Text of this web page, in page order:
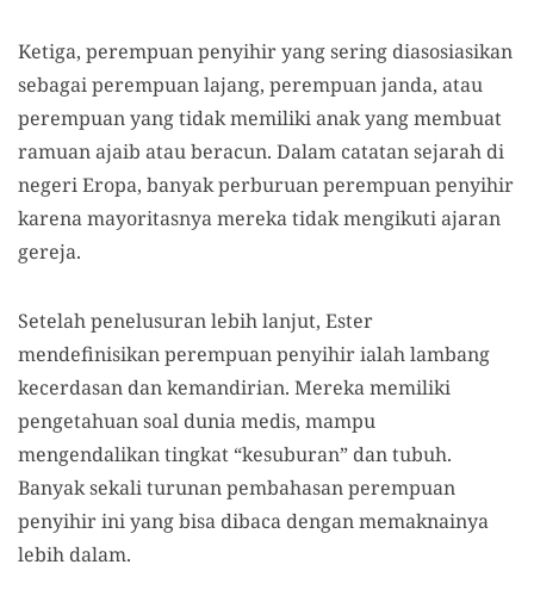
Ketiga, perempuan penyihir yang sering diasosiasikan
sebagai perempuan lajang, perempuan janda, atau
perempuan yang tidak memiliki anak yang membuat
ramuan ajaib atau beracun. Dalam catatan sejarah di
negeri Eropa, banyak perburuan perempuan penyihir
karena mayoritasnya mereka tidak mengikuti ajaran
gereja.
Setelah penelusuran lebih lanjut, Ester
mendefinisikan perempuan penyihir ialah lambang
kecerdasan dan kemandirian. Mereka memiliki
pengetahuan soal dunia medis, mampu
mengendalikan tingkat “kesuburan” dan tubuh.
Banyak sekali turunan pembahasan perempuan
penyihir ini yang bisa dibaca dengan memaknainya
lebih dalam.